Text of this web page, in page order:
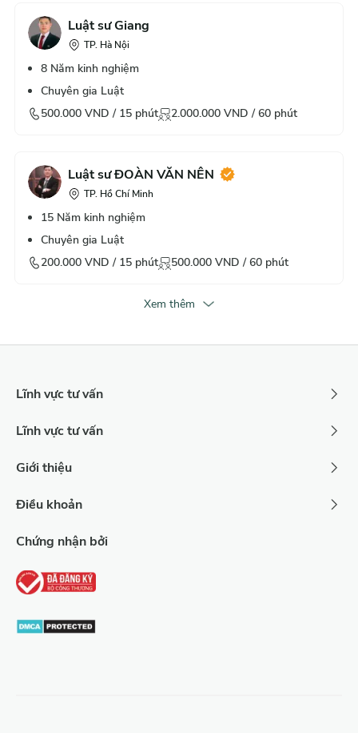
Luật sư Giang
TP. Hà Nội
8 Năm kinh nghiệm
Chuyên gia Luật
500.000 VND / 15 phút 2.000.000 VND /60 phút
Luật sư ĐOÀN VĂN NÊN
TP. Hồ Chí Minh
15 Năm kinh nghiệm
Chuyên gia Luật
200.000 VND / 15 phút 500.000 VND /60 phút
Xem thêm
Lĩnh vực tư vấn
Lĩnh vực tư vấn
Giới thiệu
Điều khoản
Chứng nhận bởi